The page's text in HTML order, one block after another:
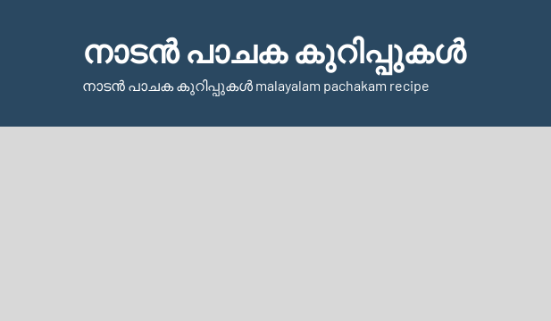
നാടന്‍ പാചക കുറിപ്പുകള്‍
നാടന്‍ പാചക കുറിപ്പുകള്‍ malayalam pachakam recipe